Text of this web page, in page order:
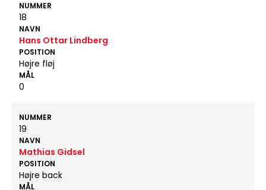
NUMMER
18
NAVN
Hans Ottar Lindberg
POSITION
Højre fløj
MÅL
0
NUMMER
19
NAVN
Mathias Gidsel
POSITION
Højre back
MÅL